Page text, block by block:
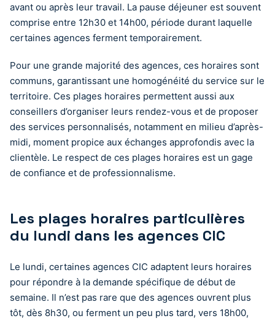
avant ou après leur travail. La pause déjeuner est souvent
comprise entre 12h30 et 14h00, période durant laquelle
certaines agences ferment temporairement.
Pour une grande majorité des agences, ces horaires sont
communs, garantissant une homogénéité du service sur le
territoire. Ces plages horaires permettent aussi aux
conseillers d’organiser leurs rendez-vous et de proposer
des services personnalisés, notamment en milieu d’après-
midi, moment propice aux échanges approfondis avec la
clientèle. Le respect de ces plages horaires est un gage
de confiance et de professionnalisme.
Les plages horaires particulières
du lundi dans les agences CIC
Le lundi, certaines agences CIC adaptent leurs horaires
pour répondre à la demande spécifique de début de
semaine. Il n’est pas rare que des agences ouvrent plus
tôt, dès 8h30, ou ferment un peu plus tard, vers 18h00,